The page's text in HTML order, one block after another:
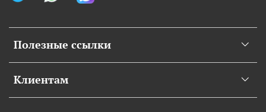
Полезные ссылки
Клиентам